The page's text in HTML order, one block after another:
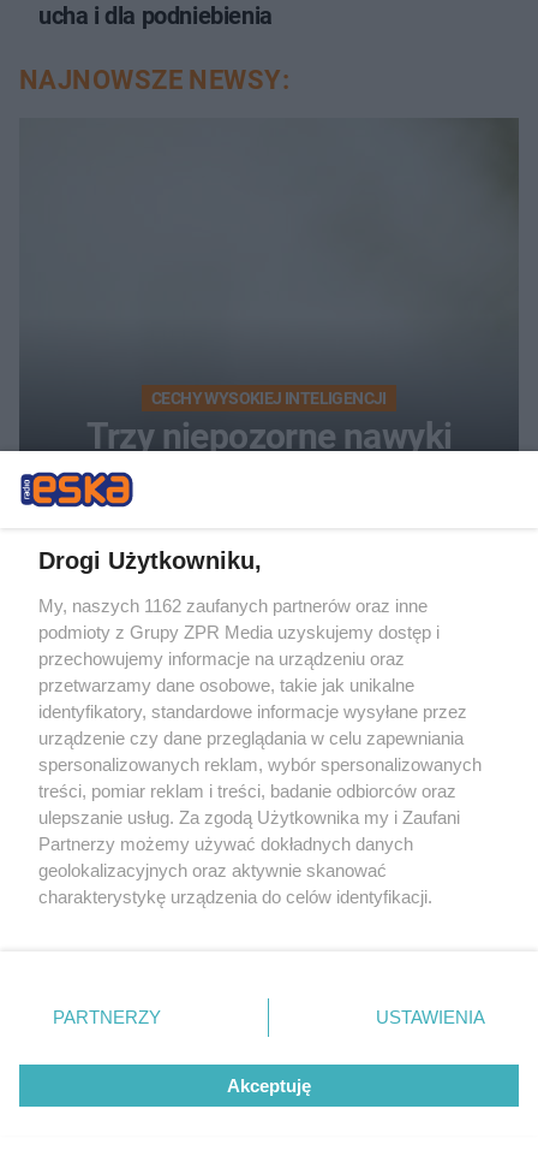
ucha i dla podniebienia
NAJNOWSZE NEWSY:
CECHY WYSOKIEJ INTELIGENCJI
Trzy niepozorne nawyki
inteligentnych osób. Wśród
AFERA PO POGRZEBIE
Błyskawiczny pogrzeb ojca
wściekły i zapowiada kroki
prawne
Drogi Użytkowniku,
My, naszych 1162 zaufanych partnerów oraz inne
podmioty z Grupy ZPR Media uzyskujemy dostęp i
przechowujemy informacje na urządzeniu oraz
przetwarzamy dane osobowe, takie jak unikalne
identyfikatory, standardowe informacje wysyłane przez
urządzenie czy dane przeglądania w celu zapewniania
spersonalizowanych reklam, wybór spersonalizowanych
treści, pomiar reklam i treści, badanie odbiorców oraz
ulepszanie usług. Za zgodą Użytkownika my i Zaufani
Partnerzy możemy używać dokładnych danych
geolokalizacyjnych oraz aktywnie skanować
charakterystykę urządzenia do celów identyfikacji.
zmienić/wycofać klikając przycisk ustawień prywatności
znajdujący się w lewym dolnym rogu strony
rodzaje przetwarzania danych nie wymagają zgody
użytkownika, ale masz prawo sprzeciwić się takiemu
przetwarzaniu. Preferencje będą miały zastosowanie tylko
PARTNERZY USTAWIENIA
Akceptuję